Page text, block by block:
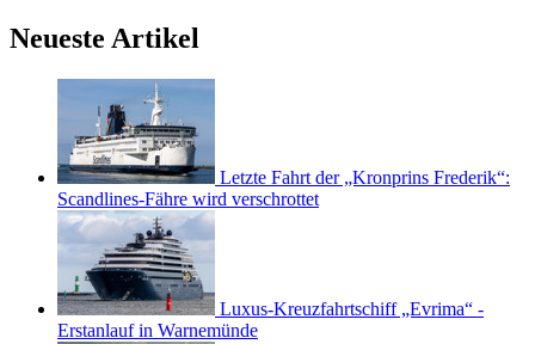
Neueste Artikel
Letzte Fahrt der „Kronprins Frederik“:
Scandlines-Fähre wird verschrottet
Luxus-Kreuzfahrtschiff „Evrima“ -
Erstanlauf in Warnemünde